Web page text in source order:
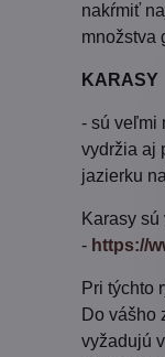
nakŕmiť
množstva
KARASY
- sú veľmi
vydržia aj
jazierku
Karasy
- https://
Pri týchto
Do vášho
vyžadujú